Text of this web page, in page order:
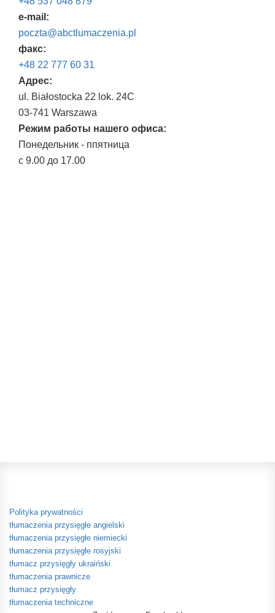
e-mail:
poczta@abctlumaczenia.pl
факс:
+48 22 777 60 31
Адрес:
ul. Białostocka 22 lok. 24C
03-741 Warszawa
Режим работы нашего офиса:
Понедельник - ппятница
с 9.00 до 17.00
Polityka prywatności
tłumaczenia przysięgłe angielski
tłumaczenia przysięgłe niemiecki
tłumaczenia przysięgłe rosyjski
tłumacz przysięgły ukraiński
tłumaczenia prawnicze
tłumacz przysięgły
tłumaczenia techniczne